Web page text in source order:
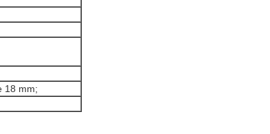
18 mm;